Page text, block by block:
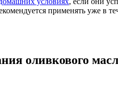
применять уже в
оливкового